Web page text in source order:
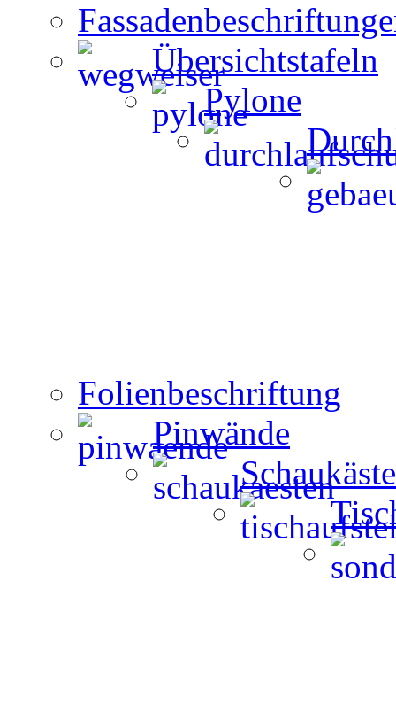
Übersichtstafeln
Pylone
Folienbeschriftung
Pinwände